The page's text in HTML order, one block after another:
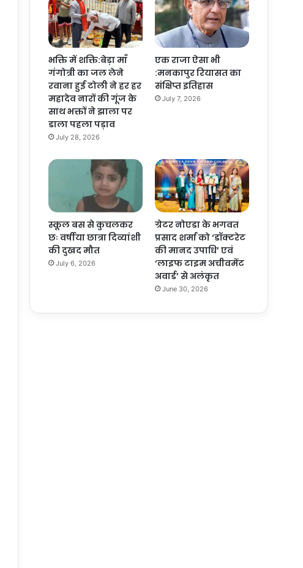
भक्ति में शक्ति:बेड़ा माँ
गंगोत्री का जल लेने
रवाना हुई टोली ने हर हर
महादेव नारों की गूंज के
साथ भक्तों ने झाला पर
डाला पहला पड़ाव
July 28, 2026
एक राजा ऐसा भी
:मनकापुर रियासत का
संक्षिप्त इतिहास
July 7, 2026
स्कूल बस से कुचलकर
छः वर्षीया छात्रा दिव्यांशी
की दुखद मौत
July 6, 2026
ग्रेटर नोएडा के भगवत
प्रसाद शर्मा को ‘डॉक्टरेट
की मानद उपाधि’ एवं
‘लाइफ टाइम अचीवमेंट
अवार्ड’ से अलंकृत
June 30, 2026